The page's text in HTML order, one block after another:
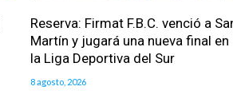
Reserva: Firmat F.B.C. venció a
Martín y jugará una nueva final en
la Liga Deportiva del Sur
8 agosto, 2026